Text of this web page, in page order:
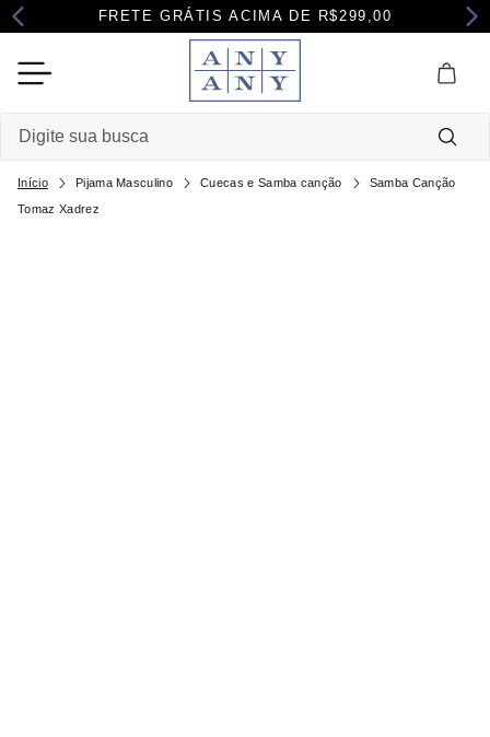
FRETE GRÁTIS ACIMA DE R$299,00
Pijama Masculino Cuecas e Samba canção Samba Canção
Tomaz Xadrez
Termos mais buscados